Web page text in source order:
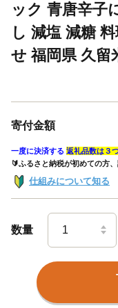
ック 青唐辛子
し 減塩 減糖
せ 福岡県 久留
寄付金額
一度に決済する 返礼品数は３
🔰ふるさと納税が初めての方
仕組みについて知る
数量